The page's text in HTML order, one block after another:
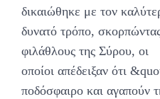
δικαιώθηκε με τον
δυνατό τρόπο,
φιλάθλους της Σύρου, οι
οποίοι απέδειξαν ότι
ποδόσφαιρο και αγαπούν